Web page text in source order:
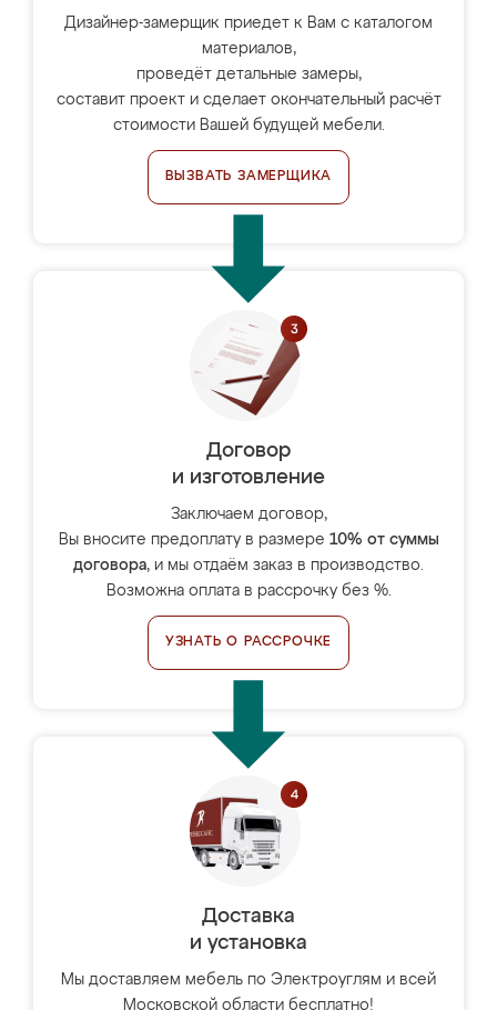
Дизайнер-замерщик приедет к Вам с каталогом
материалов,
проведёт детальные замеры,
составит проект и сделает окончательный расчёт
стоимости Вашей будущей мебели.
ВЫЗВАТЬ ЗАМЕРЩИКА
Договор
и изготовление
Заключаем договор,
Вы вносите предоплату в размере 10% от суммы
договора, и мы отдаём заказ в производство.
Возможна оплата в рассрочку без %.
УЗНАТЬ О РАССРОЧКЕ
Доставка
и установка
Мы доставляем мебель по Электроуглям и всей
Московской области бесплатно!